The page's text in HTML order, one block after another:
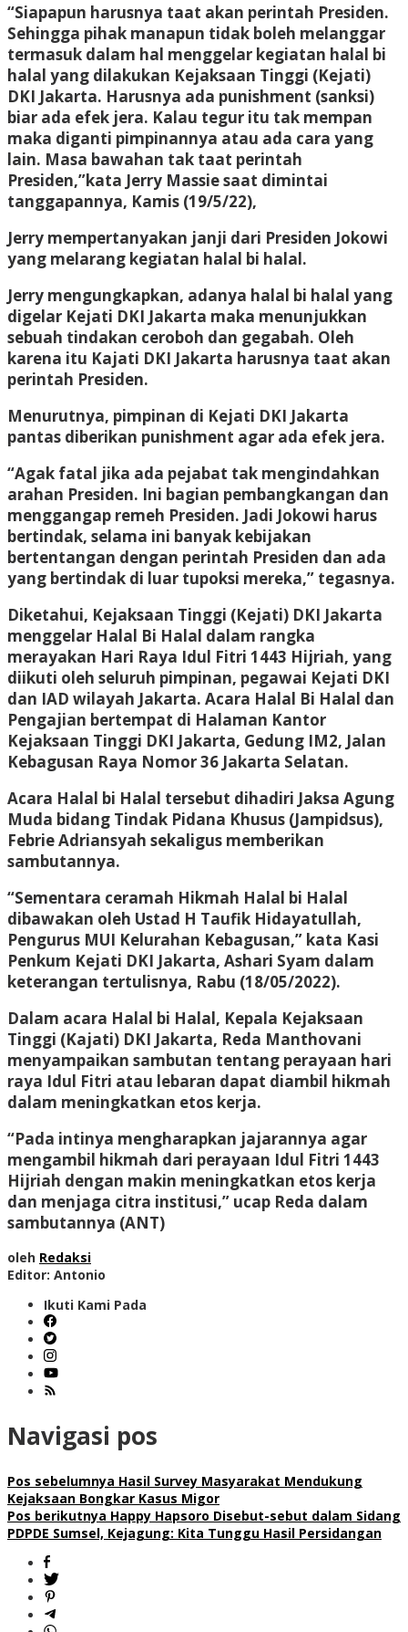
“Siapapun harusnya taat akan perintah Presiden.
Sehingga pihak manapun tidak boleh melanggar
termasuk dalam hal menggelar kegiatan halal bi
halal yang dilakukan Kejaksaan Tinggi (Kejati)
DKI Jakarta. Harusnya ada punishment (sanksi)
biar ada efek jera. Kalau tegur itu tak mempan
maka diganti pimpinannya atau ada cara yang
lain. Masa bawahan tak taat perintah
Presiden,”kata Jerry Massie saat dimintai
tanggapannya, Kamis (19/5/22),
Jerry mempertanyakan janji dari Presiden Jokowi
yang melarang kegiatan halal bi halal.
Jerry mengungkapkan, adanya halal bi halal yang
digelar Kejati DKI Jakarta maka menunjukkan
sebuah tindakan ceroboh dan gegabah. Oleh
karena itu Kajati DKI Jakarta harusnya taat akan
perintah Presiden.
Menurutnya, pimpinan di Kejati DKI Jakarta
pantas diberikan punishment agar ada efek jera.
“Agak fatal jika ada pejabat tak mengindahkan
arahan Presiden. Ini bagian pembangkangan dan
menggangap remeh Presiden. Jadi Jokowi harus
bertindak, selama ini banyak kebijakan
bertentangan dengan perintah Presiden dan ada
yang bertindak di luar tupoksi mereka,” tegasnya.
Diketahui, Kejaksaan Tinggi (Kejati) DKI Jakarta
menggelar Halal Bi Halal dalam rangka
merayakan Hari Raya Idul Fitri 1443 Hijriah, yang
diikuti oleh seluruh pimpinan, pegawai Kejati DKI
dan IAD wilayah Jakarta. Acara Halal Bi Halal dan
Pengajian bertempat di Halaman Kantor
Kejaksaan Tinggi DKI Jakarta, Gedung IM2, Jalan
Kebagusan Raya Nomor 36 Jakarta Selatan.
Acara Halal bi Halal tersebut dihadiri Jaksa Agung
Muda bidang Tindak Pidana Khusus (Jampidsus),
Febrie Adriansyah sekaligus memberikan
sambutannya.
“Sementara ceramah Hikmah Halal bi Halal
dibawakan oleh Ustad H Taufik Hidayatullah,
Pengurus MUI Kelurahan Kebagusan,” kata Kasi
Penkum Kejati DKI Jakarta, Ashari Syam dalam
keterangan tertulisnya, Rabu (18/05/2022).
Dalam acara Halal bi Halal, Kepala Kejaksaan
Tinggi (Kajati) DKI Jakarta, Reda Manthovani
menyampaikan sambutan tentang perayaan hari
raya Idul Fitri atau lebaran dapat diambil hikmah
dalam meningkatkan etos kerja.
“Pada intinya mengharapkan jajarannya agar
mengambil hikmah dari perayaan Idul Fitri 1443
Hijriah dengan makin meningkatkan etos kerja
dan menjaga citra institusi,” ucap Reda dalam
sambutannya (ANT)
oleh Redaksi
Editor: Antonio
Ikuti Kami Pada
Navigasi pos
Pos sebelumnya Hasil Survey Masyarakat Mendukung
Kejaksaan Bongkar Kasus Migor
Pos berikutnya Happy Hapsoro Disebut-sebut dalam Sidang
PDPDE Sumsel, Kejagung: Kita Tunggu Hasil Persidangan